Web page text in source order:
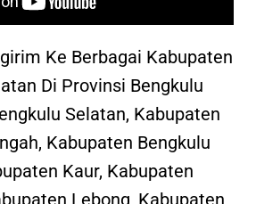
Ke Berbagai Kabupaten
Di Provinsi Bengkulu
Selatan, Kabupaten
Kabupaten Bengkulu
Kaur, Kabupaten
Lebong, Kabupaten